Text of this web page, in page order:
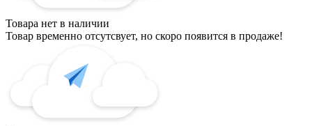
Товара нет в наличии
Товар временно отсутсвует, но скоро появится в продаже!